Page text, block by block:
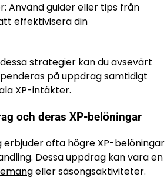
Använd guider eller tips från
effektivisera din
strategier kan du avsevärt
på uppdrag samtidigt
XP-intäkter.
och deras XP-belöningar
erbjuder ofta högre XP-belöningar
Dessa uppdrag kan vara en
eller säsongsaktiviteter.